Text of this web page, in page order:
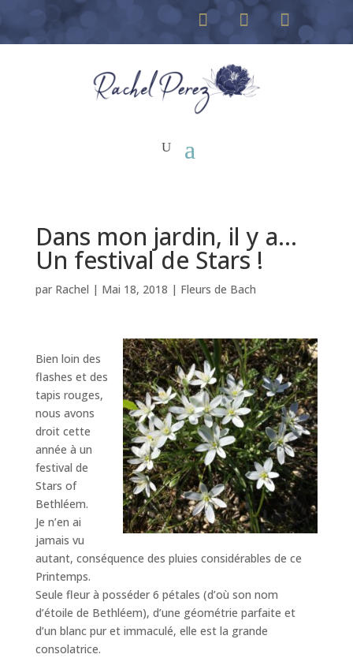
Dans mon jardin, il y a…
Un festival de Stars !
par Rachel | Mai 18, 2018 | Fleurs de Bach
Bien loin des
flashes et des
tapis rouges,
nous avons
droit cette
année à un
festival de
Stars of
Bethléem.
Je n’en ai
jamais vu
autant, conséquence des pluies considérables de ce
Printemps.
Seule fleur à posséder 6 pétales (d’où son nom
d’étoile de Bethléem), d’une géométrie parfaite et
d’un blanc pur et immaculé, elle est la grande
consolatrice.